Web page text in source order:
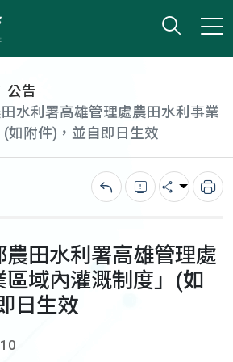
打開
小版
公告
水利署高雄管理處農田水利事業
如附件)，並自即日生效
回上一頁錯誤回報
分享 列
田水利署高雄管理處
區域內灌溉制度」(如
日生效